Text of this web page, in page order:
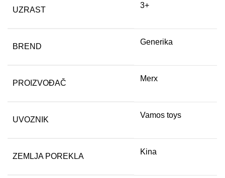
UZRAST
3+
BREND
Generika
PROIZVOĐAČ
Merx
UVOZNIK
Vamos toys
ZEMLJA POREKLA
Kina